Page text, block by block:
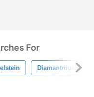
For
Diamantmusik